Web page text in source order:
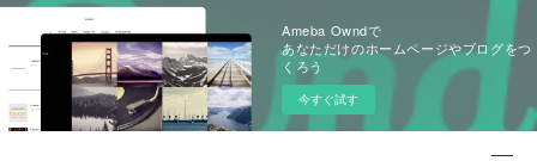
Ameba Owndで
あなただけのホームページやブログをつ
くろう
今すぐ試す